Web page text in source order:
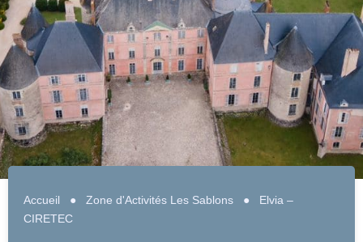
Accueil ● Zone d'Activités Les Sablons● Elvia –
CIRETEC